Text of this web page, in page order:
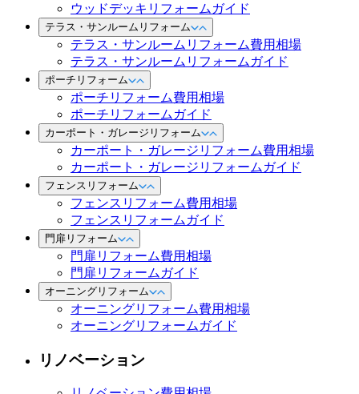
ウッドデッキリフォームガイド
テラス・サンルームリフォーム
テラス・サンルームリフォーム費用相場
テラス・サンルームリフォームガイド
ポーチリフォーム
ポーチリフォーム費用相場
ポーチリフォームガイド
カーポート・ガレージリフォーム
カーポート・ガレージリフォーム費用相場
カーポート・ガレージリフォームガイド
フェンスリフォーム
フェンスリフォーム費用相場
フェンスリフォームガイド
門扉リフォーム
門扉リフォーム費用相場
門扉リフォームガイド
オーニングリフォーム
オーニングリフォーム費用相場
オーニングリフォームガイド
リノベーション